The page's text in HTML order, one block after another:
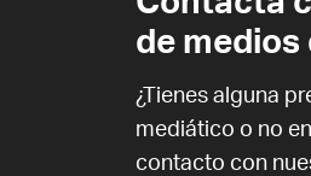
de
¿Tienes alguna
mediático o no
contacto con